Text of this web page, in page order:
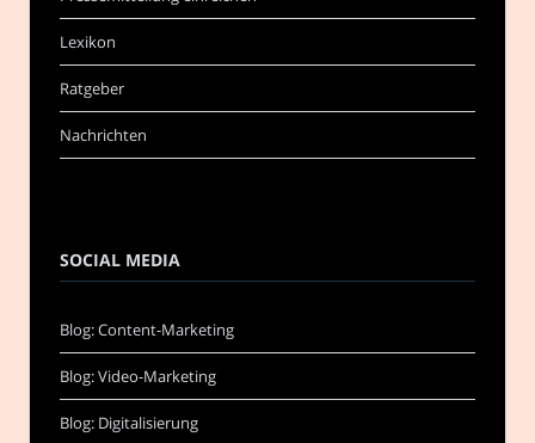
Lexikon
Ratgeber
Nachrichten
SOCIAL MEDIA
Blog: Content-Marketing
Blog: Video-Marketing
Blog: Digitalisierung